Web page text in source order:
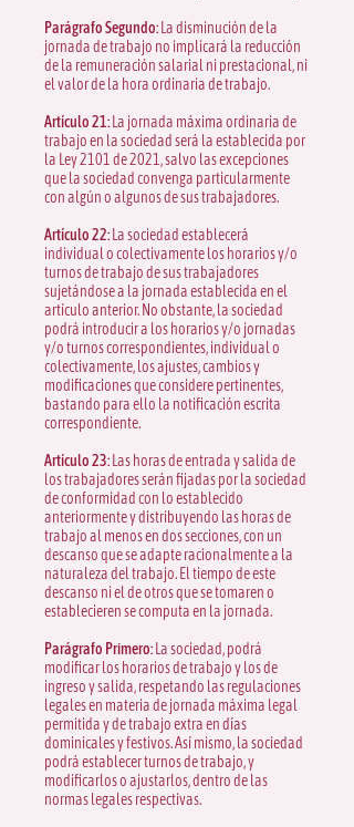
Parágrafo Segundo: La disminución de la
jornada de trabajo no implicará la reducción
de la remuneración salarial ni prestacional, ni
el valor de la hora ordinaria de trabajo.
Artículo 21: La jornada máxima ordinaria de
trabajo en la sociedad será la establecida por
la Ley 2101 de 2021, salvo las excepciones
que la sociedad convenga particularmente
con algún o algunos de sus trabajadores.
Artículo 22: La sociedad establecerá
individual o colectivamente los horarios y/o
turnos de trabajo de sus trabajadores
sujetándose a la jornada establecida en el
artículo anterior. No obstante, la sociedad
podrá introducir a los horarios y/o jornadas
y/o turnos correspondientes, individual o
colectivamente, los ajustes, cambios y
modificaciones que considere pertinentes,
bastando para ello la notificación escrita
correspondiente.
Artículo 23: Las horas de entrada y salida de
los trabajadores serán fijadas por la sociedad
de conformidad con lo establecido
anteriormente y distribuyendo las horas de
trabajo al menos en dos secciones, con un
descanso que se adapte racionalmente a la
naturaleza del trabajo. El tiempo de este
descanso ni el de otros que se tomaren o
establecieren se computa en la jornada.
Parágrafo Primero: La sociedad, podrá
modificar los horarios de trabajo y los de
ingreso y salida, respetando las regulaciones
legales en materia de jornada máxima legal
permitida y de trabajo extra en días
dominicales y festivos. Así mismo, la sociedad
podrá establecer turnos de trabajo, y
modificarlos o ajustarlos, dentro de las
normas legales respectivas.